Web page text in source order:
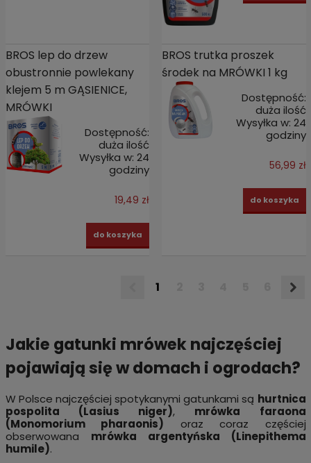
BROS lep do drzew
obustronnie powlekany
klejem 5 m GĄSIENICE,
MRÓWKI
Dostępność:
duża ilość
Wysyłka w: 24
godziny
19,49 zł
do koszyka
BROS trutka proszek
środek na MRÓWKI 1 kg
Dostępność:
duża ilość
Wysyłka w: 24
godziny
56,99 zł
do koszyka
1
Jakie gatunki mrówek najczęściej
pojawiają się w domach i ogrodach?
W Polsce najczęściej spotykanymi gatunkami są hurtnica
pospolita (Lasius niger), mrówka faraona
(Monomorium pharaonis) oraz coraz częściej
obserwowana mrówka argentyńska (Linepithema
humile).